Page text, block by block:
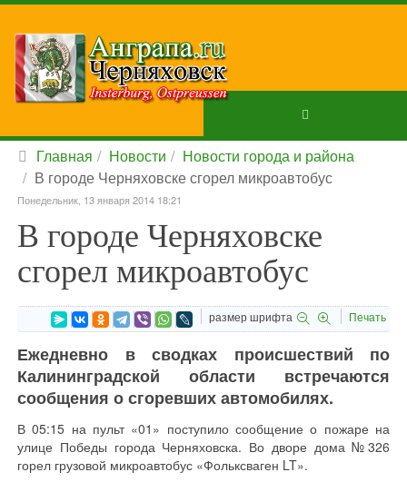
Главная Новости
Новости города и района
В городе Черняховске сгорел микроавтобус
Понедельник, 13 января 2014 18:21
В городе Черняховске
сгорел микроавтобус
размер шрифта Печать
Ежедневно в сводках происшествий по
Калининградской области встречаются
сообщения о сгоревших автомобилях.
В 05:15 на пульт «01» поступило сообщение о пожаре на
улице Победы города Черняховска. Во дворе дома №326
горел грузовой микроавтобус «Фольксваген LT».